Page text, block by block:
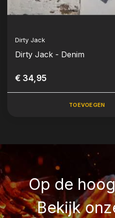
Dirty Jack
Dirty Jack - Denim
€ 34,95
TOEVOEGEN
Op de
Bekijk